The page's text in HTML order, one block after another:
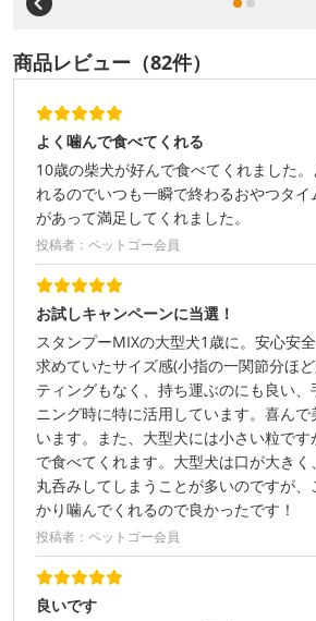
商品レビュー（82件）
よく噛んで食べてくれる
10歳の柴犬が好んで食べてくれました。
れるのでいつも一瞬で終わるおやつタ
があって満足してくれました。
投稿者：ペットゴー会員
お試しキャンペーンに当選！
スタンプーMIXの大型犬1歳に。安心安
求めていたサイズ感(小指の一関節分ほ
ティングもなく、持ち運ぶのにも良い
ニング時に特に活用しています。喜ん
います。また、大型犬には小さい粒で
で食べてくれます。大型犬は口が大きく
丸呑みしてしまうことが多いのですが、
かり噛んでくれるので良かったです！
投稿者：ペットゴー会員
良いです